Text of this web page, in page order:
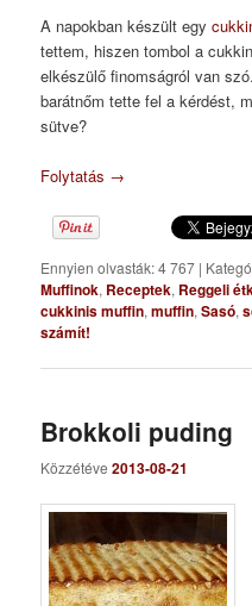
A napokban készült egy
tettem, hiszen tombol a
elkészülő finomságról van
barátnőm tette fel a kérdést,
sütve?
Folytatás →
Ennyien olvasták: 4 767 |
Muffinok, Receptek, Reggeli
cukkinis muffin,muffin,Sasó,
számít!
Brokkoli puding
Közzétéve2013-08-21